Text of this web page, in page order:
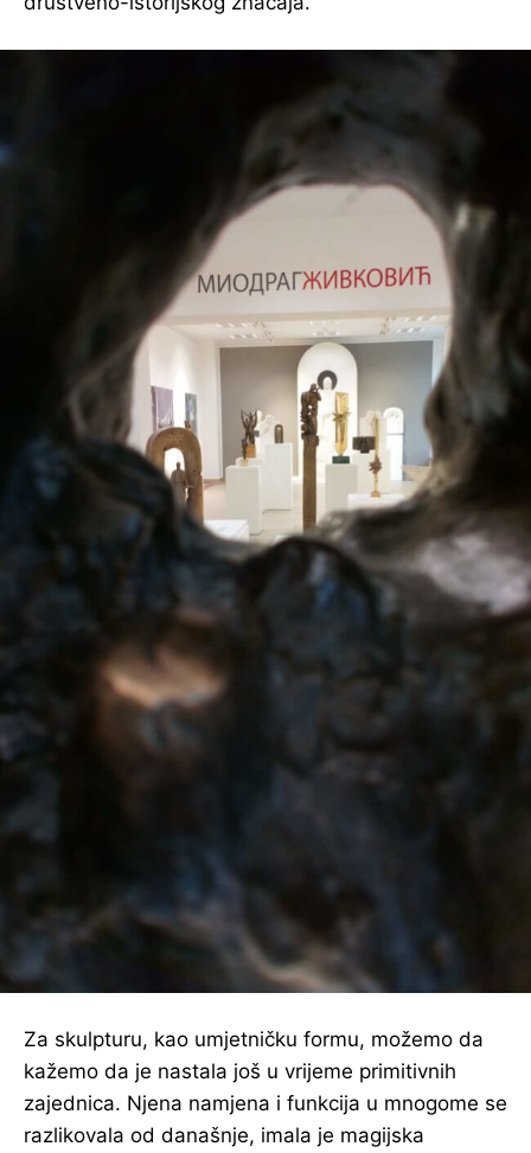
Za skulpturu, kao umjetničku formu, možemo da
kažemo da je nastala još u vrijeme primitivnih
zajednica. Njena namjena i funkcija u mnogome se
razlikovala od današnje, imala je magijska